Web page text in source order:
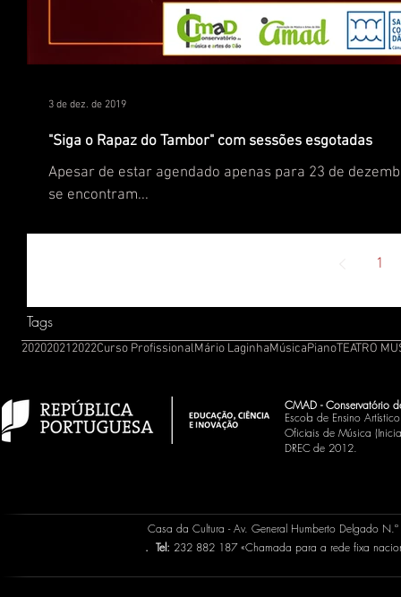
"Siga o Rapaz do Tambor" com sessões esgotadas
Apesar de estar agendado apenas para 23 de
se encontram...
3 de dez. de 2019
1
Tags
202020212022Curso ProfissionalMário LaginhaMúsicaPianoTEATRO
CMAD - Conservatório
Escola de Ensino
Oficiais de Música
DREC de 2012.
Casa da Cultura - Av. General Humberto Delgado
. Tel: 232 882 187 «Chamada para a rede fixa